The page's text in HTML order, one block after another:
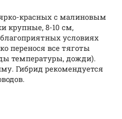
красных с малиновым
крупные, 8-10 см,
условиях
перенося все тяготы
температуры, дожди).
Гибрид рекомендуется